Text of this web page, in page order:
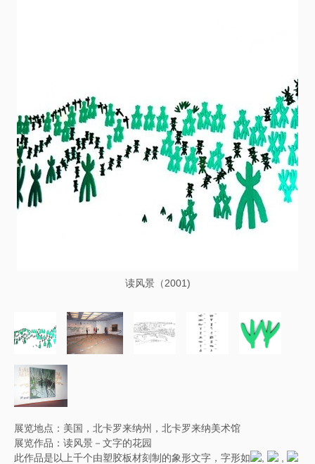
读风景（2001)
展览地点：美国，北卡罗来纳州，北卡罗来纳美术馆
展览作品：读风景－文字的花园
此作品是以上千个由塑胶板材刻制的象形文字，字形如